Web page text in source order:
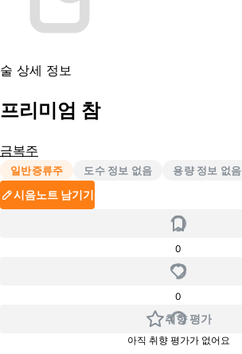
술 상세 정보
프리미엄 참
금복주
일반증류주 도수 정보 없음 용량 정보 없음
시음노트 남기기
0
0
취향 평가
아직 취향 평가가 없어요